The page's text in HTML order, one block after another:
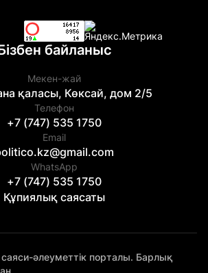
байланыс
Мекен-жай
қаласы, Көксай, дом 2/5
Телефон
+7 (747) 535 1750
Email
WhatsApp
+7 (747) 535 1750
Құпиялық саясаты
әлеуметтік порталы. Барлық